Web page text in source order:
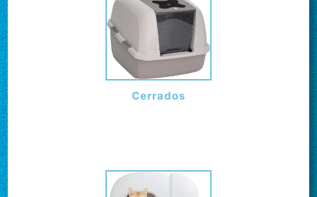
Cerrados